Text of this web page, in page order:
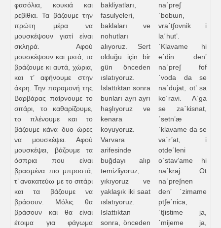
φασόλια, κουκιά και
ρεβίθια. Τα βάζουμε την
πρώτη μέρα να
μουσκέψουν γιατί είναι
σκληρά. Αφού
μουσκέψουν και μετά, τα
βράζουμε κι αυτά, χώρια,
και τ’ αφήνουμε στην
άκρη. Την παραμονή της
Βαρβάρας παίρνουμε το
σιτάρι, το καθαρίζουμε,
το πλένουμε και το
βάζουμε κάνα δυο ώρες
να μουσκέψει. Αφού
μουσκέψει, βάζουμε τα
όσπρια που είναι
βρασμένα πιο μπροστά,
τ’ ανακατεύω με το σιτάρι
και τα βάζουμε να
βράσουν. Μόλις θα
βράσουν και θα είναι
έτοιμα για φάγωμα
bakliyatları,
fasulyeleri,
baklaları ve
nohutları
alıyoruz. Sert
olduğu için bir
gün önceden
ıslatıyoruz.
Islattıktan sonra
bunları ayrı ayrı
haşlıyoruz ve
kenara
koyuyoruz.
Varvara
arifesinde
buğdayı alıp
temizliyoruz,
yıkıyoruz ve
yaklaşık iki saat
ıslatıyoruz.
Islattıktan
sonra, önceden
na΄pre∫
΄bobɯn,
vra΄t∫ovnik i
la΄hut’.
΄Klavame hi
e΄din den’
na΄pre∫ fof
΄voda da se
na΄dujat, ot’ sa
ko΄ravi. A΄ga
se za΄kisnat,
΄setn’æ
΄klavame da se
va΄r’at, i
otde΄leni
o΄stav’ame hi
na΄kraj. Ot
na΄pre∫nen
den’ ΄zimame
pt∫e΄nica,
΄t∫istime ja,
΄mijeme ja,